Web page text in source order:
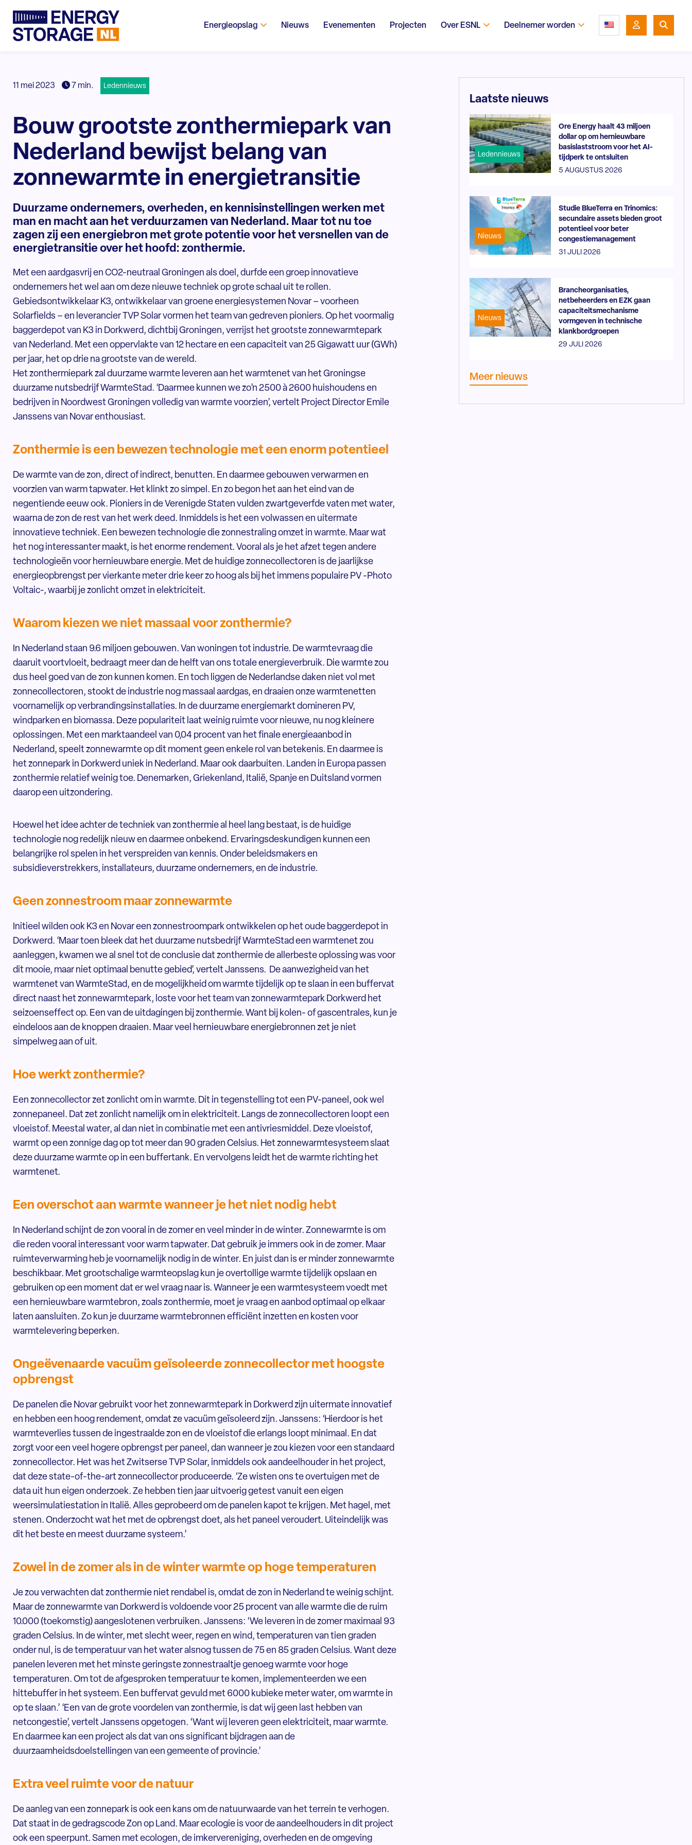
Energieopslag Nieuws Evenementen Projecten Over ESNL Deelnemer worden
11 mei 2023 7 min. Ledennieuws
Bouw grootste zonthermiepark van
Nederland bewijst belang van
zonnewarmte in energietransitie
Duurzame ondernemers, overheden, en kennisinstellingen werken met
man en macht aan het verduurzamen van Nederland. Maar tot nu toe
zagen zij een energiebron met grote potentie voor het versnellen van de
energietransitie over het hoofd: zonthermie.
Met een aardgasvrij en CO2-neutraal Groningen als doel, durfde een groep innovatieve
ondernemers het wel aan om deze nieuwe techniek op grote schaal uit te rollen.
Gebiedsontwikkelaar K3, ontwikkelaar van groene energiesystemen Novar – voorheen
Solarfields – en leverancier TVP Solar vormen het team van gedreven pioniers. Op het voormalig
baggerdepot van K3 in Dorkwerd, dichtbij Groningen, verrijst het grootste zonnewarmtepark
van Nederland. Met een oppervlakte van 12 hectare en een capaciteit van 25 Gigawatt uur (GWh)
per jaar, het op drie na grootste van de wereld.
Het zonthermiepark zal duurzame warmte leveren aan het warmtenet van het Groningse
duurzame nutsbedrijf WarmteStad. ‘Daarmee kunnen we zo’n 2500 à 2600 huishoudens en
bedrijven in Noordwest Groningen volledig van warmte voorzien’, vertelt Project Director Emile
Janssens van Novar enthousiast.
Zonthermie is een bewezen technologie met een enorm potentieel
De warmte van de zon, direct of indirect, benutten. En daarmee gebouwen verwarmen en
voorzien van warm tapwater. Het klinkt zo simpel. En zo begon het aan het eind van de
negentiende eeuw ook. Pioniers in de Verenigde Staten vulden zwartgeverfde vaten met water,
waarna de zon de rest van het werk deed. Inmiddels is het een volwassen en uitermate
innovatieve techniek. Een bewezen technologie die zonnestraling omzet in warmte. Maar wat
het nog interessanter maakt, is het enorme rendement. Vooral als je het afzet tegen andere
technologieën voor hernieuwbare energie. Met de huidige zonnecollectoren is de jaarlijkse
energieopbrengst per vierkante meter drie keer zo hoog als bij het immens populaire PV -Photo
Voltaic-, waarbij je zonlicht omzet in elektriciteit.
Waarom kiezen we niet massaal voor zonthermie?
In Nederland staan 9.6 miljoen gebouwen. Van woningen tot industrie. De warmtevraag die
daaruit voortvloeit, bedraagt meer dan de helft van ons totale energieverbruik. Die warmte zou
dus heel goed van de zon kunnen komen. En toch liggen de Nederlandse daken niet vol met
zonnecollectoren, stookt de industrie nog massaal aardgas, en draaien onze warmtenetten
voornamelijk op verbrandingsinstallaties. In de duurzame energiemarkt domineren PV,
windparken en biomassa. Deze populariteit laat weinig ruimte voor nieuwe, nu nog kleinere
oplossingen. Met een marktaandeel van 0,04 procent van het finale energieaanbod in
Nederland, speelt zonnewarmte op dit moment geen enkele rol van betekenis. En daarmee is
het zonnepark in Dorkwerd uniek in Nederland. Maar ook daarbuiten. Landen in Europa passen
zonthermie relatief weinig toe. Denemarken, Griekenland, Italië, Spanje en Duitsland vormen
daarop een uitzondering.
Hoewel het idee achter de techniek van zonthermie al heel lang bestaat, is de huidige
technologie nog redelijk nieuw en daarmee onbekend. Ervaringsdeskundigen kunnen een
belangrijke rol spelen in het verspreiden van kennis. Onder beleidsmakers en
subsidieverstrekkers, installateurs, duurzame ondernemers, en de industrie.
Geen zonnestroom maar zonnewarmte
Initieel wilden ook K3 en Novar een zonnestroompark ontwikkelen op het oude baggerdepot in
Dorkwerd. ‘Maar toen bleek dat het duurzame nutsbedrijf WarmteStad een warmtenet zou
aanleggen, kwamen we al snel tot de conclusie dat zonthermie de allerbeste oplossing was voor
dit mooie, maar niet optimaal benutte gebied’, vertelt Janssens. De aanwezigheid van het
warmtenet van WarmteStad, en de mogelijkheid om warmte tijdelijk op te slaan in een buffervat
direct naast het zonnewarmtepark, loste voor het team van zonnewarmtepark Dorkwerd het
seizoenseffect op. Een van de uitdagingen bij zonthermie. Want bij kolen- of gascentrales, kun je
eindeloos aan de knoppen draaien. Maar veel hernieuwbare energiebronnen zet je niet
simpelweg aan of uit.
Hoe werkt zonthermie?
Een zonnecollector zet zonlicht om in warmte. Dit in tegenstelling tot een PV-paneel, ook wel
zonnepaneel. Dat zet zonlicht namelijk om in elektriciteit. Langs de zonnecollectoren loopt een
vloeistof. Meestal water, al dan niet in combinatie met een antivriesmiddel. Deze vloeistof,
warmt op een zonnige dag op tot meer dan 90 graden Celsius. Het zonnewarmtesysteem slaat
deze duurzame warmte op in een buffertank. En vervolgens leidt het de warmte richting het
warmtenet.
Een overschot aan warmte wanneer je het niet nodig hebt
In Nederland schijnt de zon vooral in de zomer en veel minder in de winter. Zonnewarmte is om
die reden vooral interessant voor warm tapwater. Dat gebruik je immers ook in de zomer. Maar
ruimteverwarming heb je voornamelijk nodig in de winter. En juist dan is er minder zonnewarmte
beschikbaar. Met grootschalige warmteopslag kun je overtollige warmte tijdelijk opslaan en
gebruiken op een moment dat er wel vraag naar is. Wanneer je een warmtesysteem voedt met
een hernieuwbare warmtebron, zoals zonthermie, moet je vraag en aanbod optimaal op elkaar
laten aansluiten. Zo kun je duurzame warmtebronnen efficiënt inzetten en kosten voor
warmtelevering beperken.
Ongeëvenaarde vacuüm geïsoleerde zonnecollector met hoogste
opbrengst
De panelen die Novar gebruikt voor het zonnewarmtepark in Dorkwerd zijn uitermate innovatief
en hebben een hoog rendement, omdat ze vacuüm geïsoleerd zijn. Janssens: ‘Hierdoor is het
warmteverlies tussen de ingestraalde zon en de vloeistof die erlangs loopt minimaal. En dat
zorgt voor een veel hogere opbrengst per paneel, dan wanneer je zou kiezen voor een standaard
zonnecollector. Het was het Zwitserse TVP Solar, inmiddels ook aandeelhouder in het project,
dat deze state-of-the-art zonnecollector produceerde. ‘Ze wisten ons te overtuigen met de
data uit hun eigen onderzoek. Ze hebben tien jaar uitvoerig getest vanuit een eigen
weersimulatiestation in Italië. Alles geprobeerd om de panelen kapot te krijgen. Met hagel, met
stenen. Onderzocht wat het met de opbrengst doet, als het paneel veroudert. Uiteindelijk was
dit het beste en meest duurzame systeem.’
Zowel in de zomer als in de winter warmte op hoge temperaturen
Je zou verwachten dat zonthermie niet rendabel is, omdat de zon in Nederland te weinig schijnt.
Maar de zonnewarmte van Dorkwerd is voldoende voor 25 procent van alle warmte die de ruim
10.000 (toekomstig) aangeslotenen verbruiken. Janssens: ‘We leveren in de zomer maximaal 93
graden Celsius. In de winter, met slecht weer, regen en wind, temperaturen van tien graden
onder nul, is de temperatuur van het water alsnog tussen de 75 en 85 graden Celsius. Want deze
panelen leveren met het minste geringste zonnestraaltje genoeg warmte voor hoge
temperaturen. Om tot de afgesproken temperatuur te komen, implementeerden we een
hittebuffer in het systeem. Een buffervat gevuld met 6000 kubieke meter water, om warmte in
op te slaan.’ ‘Een van de grote voordelen van zonthermie, is dat wij geen last hebben van
netcongestie’, vertelt Janssens opgetogen. ‘Want wij leveren geen elektriciteit, maar warmte.
En daarmee kan een project als dat van ons significant bijdragen aan de
duurzaamheidsdoelstellingen van een gemeente of provincie.’
Extra veel ruimte voor de natuur
De aanleg van een zonnepark is ook een kans om de natuurwaarde van het terrein te verhogen.
Dat staat in de gedragscode Zon op Land. Maar ecologie is voor de aandeelhouders in dit project
ook een speerpunt. Samen met ecologen, de imkervereniging, overheden en de omgeving
Laatste nieuws
Ledennieuws
Ore Energy haalt 43 miljoen
dollar op om hernieuwbare
basislaststroom voor het AI-
tijdperk te ontsluiten
5 AUGUSTUS 2026
Nieuws
Studie BlueTerra en Trinomics:
secundaire assets bieden groot
potentieel voor beter
congestiemanagement
31 JULI 2026
Nieuws
Brancheorganisaties,
netbeheerders en EZK gaan
capaciteitsmechanisme
vormgeven in technische
klankbordgroepen
29 JULI 2026
Meer nieuws